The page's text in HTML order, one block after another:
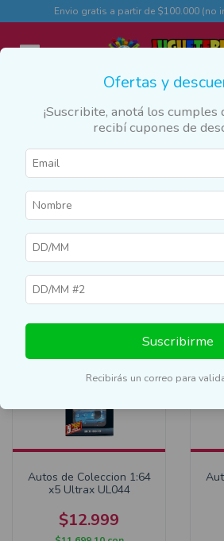
Envio gratis a partir de $100.000 (no
Inicio >
Autos de Metal
Filtrar
Autos de Coleccion 1:64
x5 Ultrax UL044
$12.999
Ofertas y
¡Suscribite, anotá los cumples
recibí cupones de
Suscribirme
Recibirás un correo para